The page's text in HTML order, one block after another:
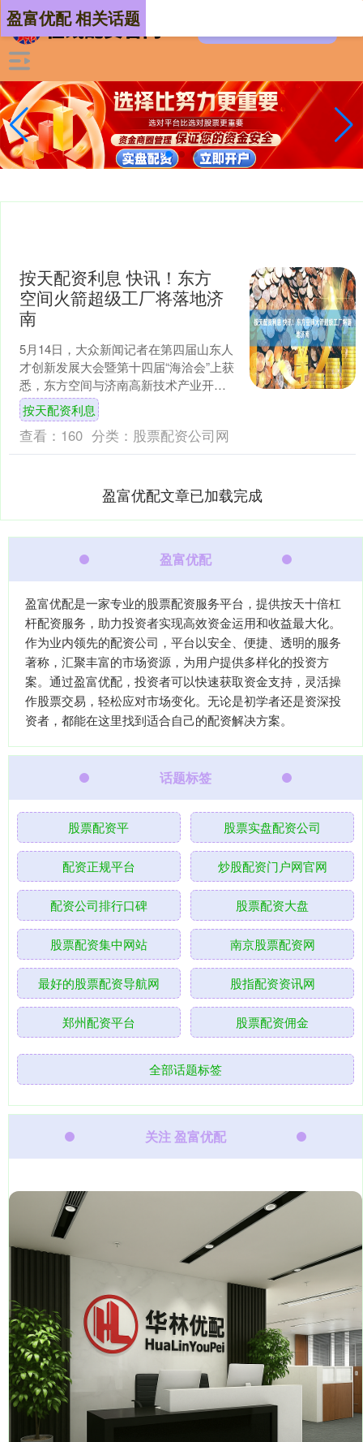
盈富优配 相关话题
按天配资利息 快讯！东方
空间火箭超级工厂将落地济
南
5月14日，大众新闻记者在第四届山东人
才创新发展大会暨第十四届“海洽会”上获
悉，东方空间与济南高新技术产业开发
区管理委员会签约按天配资利息，东方
空间火箭超级工厂....
按天配资利息
查看： 160 分类： 股票配资公司网
盈富优配文章已加载完成
盈富优配
盈富优配是一家专业的股票配资服务平台，提供按天十倍杠
杆配资服务，助力投资者实现高效资金运用和收益最大化。
作为业内领先的配资公司，平台以安全、便捷、透明的服务
著称，汇聚丰富的市场资源，为用户提供多样化的投资方
案。通过盈富优配，投资者可以快速获取资金支持，灵活操
作股票交易，轻松应对市场变化。无论是初学者还是资深投
资者，都能在这里找到适合自己的配资解决方案。
话题标签
股票配资平 股票实盘配资公司
配资正规平台 炒股配资门户网官网
配资公司排行口碑 股票配资大盘
股票配资集中网站 南京股票配资网
最好的股票配资导航网 股指配资资讯网
郑州配资平台 股票配资佣金
全部话题标签
关注 盈富优配